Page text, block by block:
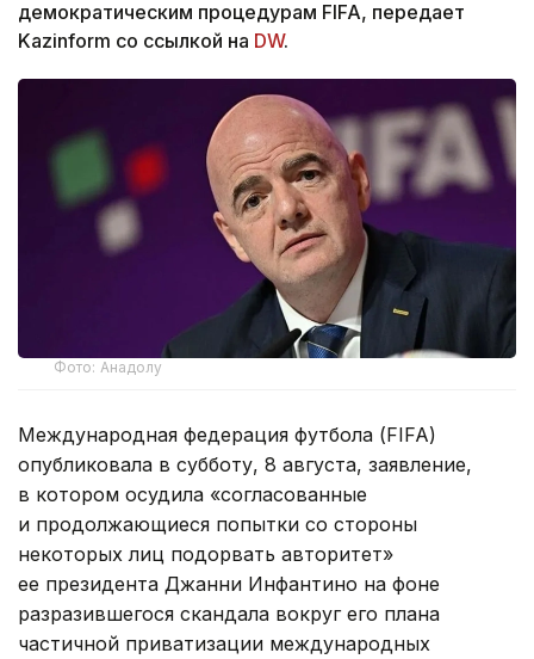
демократическим процедурам FIFA, передает
Kazinform со ссылкой на DW.
Фото: Анадолу
Международная федерация футбола (FIFA)
опубликовала в субботу, 8 августа, заявление,
в котором осудила «согласованные
и продолжающиеся попытки со стороны
некоторых лиц подорвать авторитет»
ее президента Джанни Инфантино на фоне
разразившегося скандала вокруг его плана
частичной приватизации международных